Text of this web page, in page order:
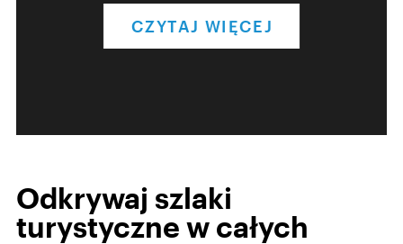
Odkrywaj szlaki
turystyczne w całych